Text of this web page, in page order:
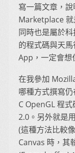
寫一篇文章，
Marketplace 就
同時也是屬於
的程式碼與天
App，一定會想
在我參加
哪種方式撰寫
C OpenGL 程
2.0。另外就是
(這種方法比較
Canvas 時，其